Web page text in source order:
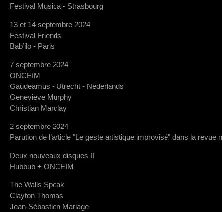
Festival Musica - Strasbourg
13 et 14 septembre 2024
Festival Friends
Bab’ilo - Paris
7 septembre 2024
ONCEIM
Gaudeamus - Utrecht - Nederlands
Genevieve Murphy
Christian Marclay
2 septembre 2024
Parution de l’article "Le geste artistique improvisé" dans la revue
Deux nouveaux disques !!
Hubbub + ONCEIM
The Walls Speak
Clayton Thomas
Jean-Sébastien Mariage